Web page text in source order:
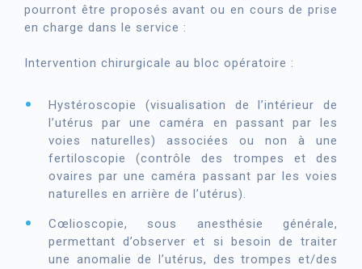
pourront être proposés avant ou en cours de prise
en charge dans le service :
Intervention chirurgicale au bloc opératoire :
Hystéroscopie (visualisation de l’intérieur de
l’utérus par une caméra en passant par les
voies naturelles) associées ou non à une
fertiloscopie (contrôle des trompes et des
ovaires par une caméra passant par les voies
naturelles en arrière de l’utérus).
Cœlioscopie, sous anesthésie générale,
permettant d’observer et si besoin de traiter
une anomalie de l’utérus, des trompes et/des